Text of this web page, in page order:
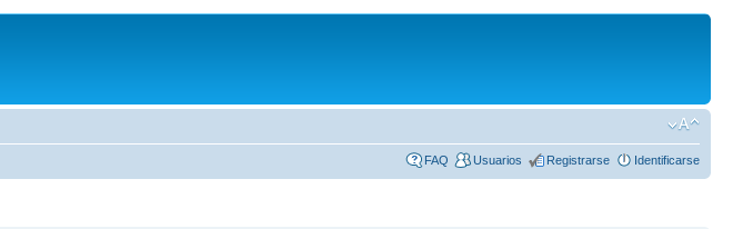
FAQ Usuarios Registrarse Identificarse